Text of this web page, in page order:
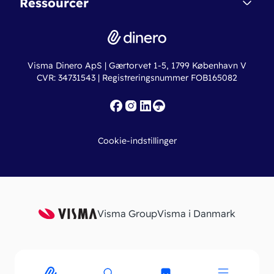
Dinero Pro
Erhvervslån
Fakturaskabeloner
Online regnskabskurser
Ny virksomhed
Iværksætterlegat
Visma Dinero ApS | Gærtorvet 1-5, 1799 København V
CVR: 34731543 | Registreringsnummer FOB165082
Cookie-indstillinger
Visma GroupVisma i Danmark